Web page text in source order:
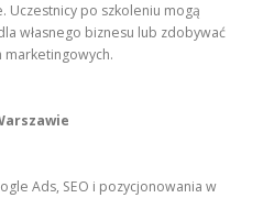
Uczestnicy po szkoleniu mogą
własnego biznesu lub zdobywać
marketingowych.
Ads, SEO i pozycjonowania w